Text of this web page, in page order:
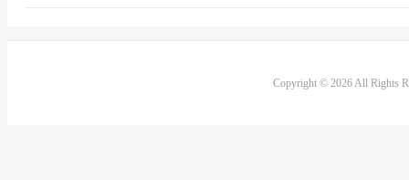
Copyright © 2026 All Rights